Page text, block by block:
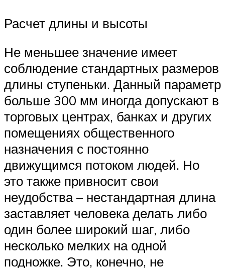
Расчет длины и высоты
Не меньшее значение имеет
соблюдение стандартных размеров
длины ступеньки. Данный параметр
больше 300 мм иногда допускают в
торговых центрах, банках и других
помещениях общественного
назначения с постоянно
движущимся потоком людей. Но
это также привносит свои
неудобства – нестандартная длина
заставляет человека делать либо
один более широкий шаг, либо
несколько мелких на одной
подножке. Это, конечно, не